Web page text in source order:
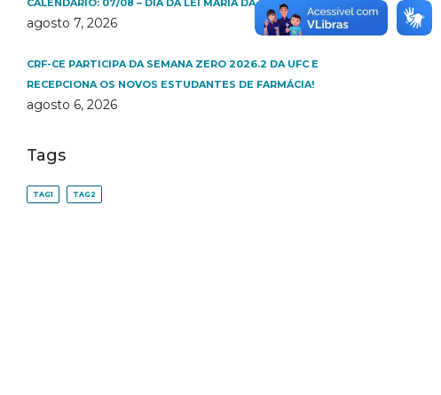
CALENDÁRIO: 07/08 – DIA DA LEI MARIA DA PENHA
agosto 7, 2026
CRF-CE PARTICIPA DA SEMANA ZERO 2026.2 DA UFC E
RECEPCIONA OS NOVOS ESTUDANTES DE FARMÁCIA!
agosto 6, 2026
Tags
TAG1 TAG2